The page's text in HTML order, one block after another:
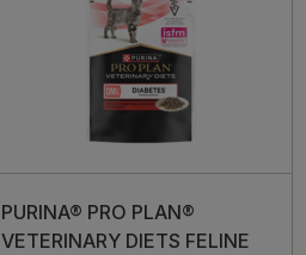
PURINA® PRO PLAN®
VETERINARY DIETS FELINE